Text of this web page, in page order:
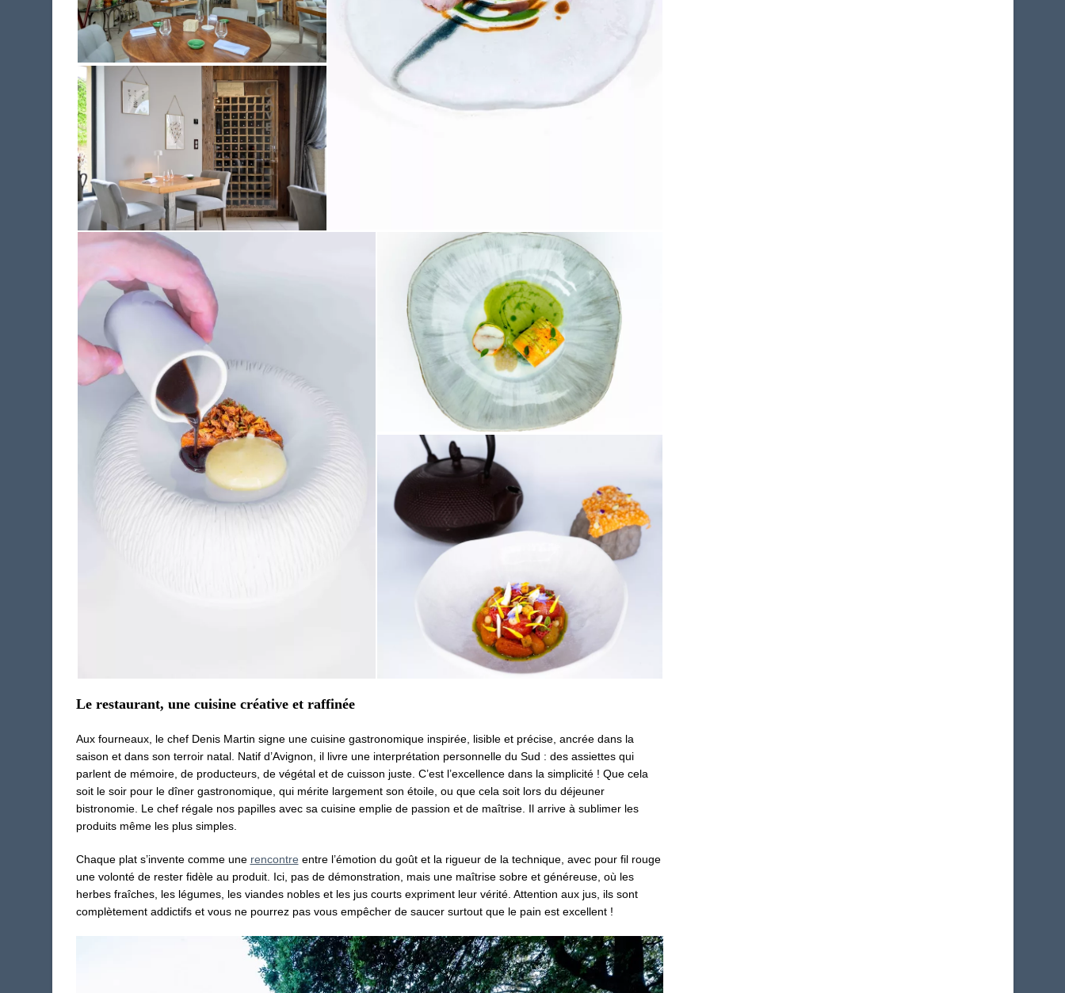
Le restaurant, une cuisine créative et raffinée
Aux fourneaux, le chef Denis Martin signe une cuisine gastronomique inspirée, lisible et précise, ancrée dans la
saison et dans son terroir natal. Natif d’Avignon, il livre une interprétation personnelle du Sud : des assiettes qui
parlent de mémoire, de producteurs, de végétal et de cuisson juste. C’est l’excellence dans la simplicité ! Que cela
soit le soir pour le dîner gastronomique, qui mérite largement son étoile, ou que cela soit lors du déjeuner
bistronomie. Le chef régale nos papilles avec sa cuisine emplie de passion et de maîtrise. Il arrive à sublimer les
produits même les plus simples.
Chaque plat s’invente comme une rencontre entre l’émotion du goût et la rigueur de la technique, avec pour fil rouge
une volonté de rester fidèle au produit. Ici, pas de démonstration, mais une maîtrise sobre et généreuse, où les
herbes fraîches, les légumes, les viandes nobles et les jus courts expriment leur vérité. Attention aux jus, ils sont
complètement addictifs et vous ne pourrez pas vous empêcher de saucer surtout que le pain est excellent !